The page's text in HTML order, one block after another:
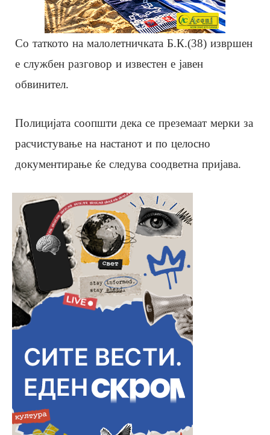
Со таткото на малолетничката Б.К.(38) извршен
е службен разговор и известен е јавен
обвинител.
Полицијата соопшти дека се преземаат мерки за
расчистување на настанот и по целосно
документирање ќе следува соодветна пријава.